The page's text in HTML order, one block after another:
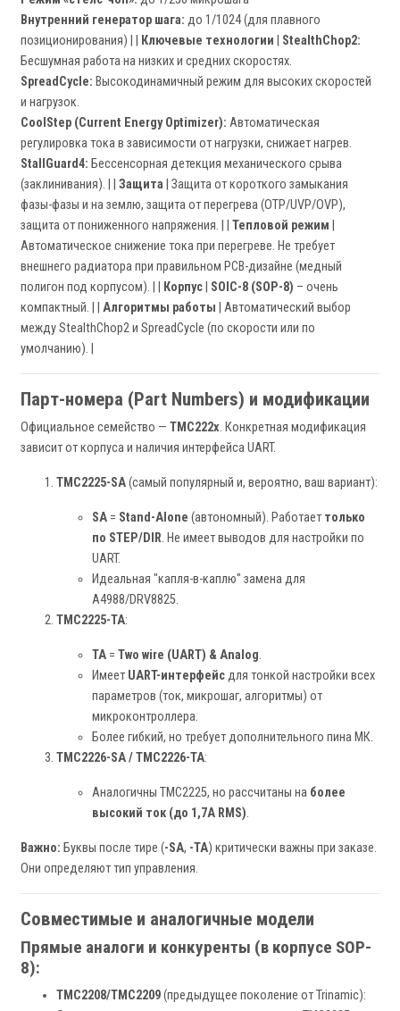
Внутренний генератор шага: до 1/1024 (для плавного
позиционирования) | |
Ключевые технологии
StealthChop2:
Бесшумная работа на низких и средних скоростях.
SpreadCycle: Высокодинамичный режим для высоких скоростей
и нагрузок.
CoolStep (Current Energy Optimizer): Автоматическая
регулировка тока в зависимости от нагрузки, снижает нагрев.
StallGuard4: Бессенсорная детекция механического срыва
(заклинивания). | | Защита | Защита от короткого замыкания
фазы-фазы и на землю, защита от перегрева (OTP/UVP/OVP),
защита от пониженного напряжения. | | Тепловой режим
Автоматическое снижение тока при перегреве. Не требует
внешнего радиатора при правильном PCB-дизайне (медный
полигон под корпусом). | |
Корпус SOIC-8 (SOP-8) – очень
компактный. | | Алгоритмы работы | Автоматический выбор
между StealthChop2 и SpreadCycle (по скорости или по
умолчанию). |
Парт-номера (Part Numbers) и модификации
Официальное семейство — TMC222x. Конкретная модификация
зависит от корпуса и наличия интерфейса UART.
TMC2225-SA(самый популярный и, вероятно, ваш вариант):
SA = Stand-Alone (автономный). Работает только
по STEP/DIR. Не имеет выводов для настройки по
UART.
Идеальная "капля-в-каплю" замена для
A4988/DRV8825.
TMC2225-TA:
TA = Two wire (UART) & Analog.
Имеет UART-интерфейсдля тонкой настройки всех
параметров (ток, микрошаг, алгоритмы) от
микроконтроллера.
Более гибкий, но требует дополнительного пина МК.
TMC2226-SA / TMC2226-TA:
Аналогичны TMC2225, но рассчитаны на более
высокий ток (до 1,7А RMS).
Важно: Буквы после тире (-SA, -TA) критически важны при заказе.
Они определяют тип управления.
Совместимые и аналогичные модели
Прямые аналоги и конкуренты (в корпусе SOP-
8):
TMC2208/TMC2209(предыдущее поколение от Trinamic):